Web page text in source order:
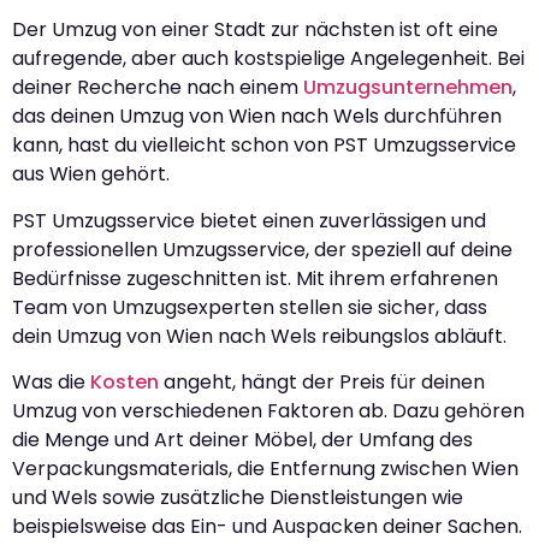
Der Umzug von einer Stadt zur nächsten ist oft eine
aufregende, aber auch kostspielige Angelegenheit. Bei
deiner Recherche nach einem Umzugsunternehmen,
das deinen Umzug von Wien nach Wels durchführen
kann, hast du vielleicht schon von PST Umzugsservice
aus Wien gehört.
PST Umzugsservice bietet einen zuverlässigen und
professionellen Umzugsservice, der speziell auf deine
Bedürfnisse zugeschnitten ist. Mit ihrem erfahrenen
Team von Umzugsexperten stellen sie sicher, dass
dein Umzug von Wien nach Wels reibungslos abläuft.
Was die Kosten angeht, hängt der Preis für deinen
Umzug von verschiedenen Faktoren ab. Dazu gehören
die Menge und Art deiner Möbel, der Umfang des
Verpackungsmaterials, die Entfernung zwischen Wien
und Wels sowie zusätzliche Dienstleistungen wie
beispielsweise das Ein- und Auspacken deiner Sachen.